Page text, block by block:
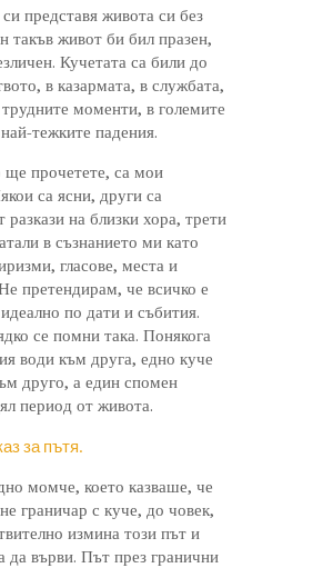
представя живота си без
такъв живот би бил празен,
Кучетата са били до
в казармата, в службата,
моменти, в големите
тежките падения.
ще прочетете, са мои
са ясни, други са
разкази на близки хора, трети
в съзнанието ми като
гласове, места и
претендирам, че всичко е
по дати и събития.
се помни така. Понякога
води към друга, едно куче
друго, а един спомен
период от живота.
за пътя.
момче, което казваше, че
граничар с куче, до човек,
измина този път и
да върви. Път през гранични